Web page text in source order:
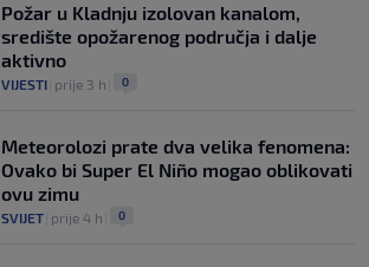
Požar u Kladnju izolovan kanalom,
središte opožarenog područja i dalje
aktivno
VIJESTI prije 3 h 0
Meteorolozi prate dva velika fenomena:
Ovako bi Super El Niño mogao oblikovati
ovu zimu
SVIJET prije 4 h 0